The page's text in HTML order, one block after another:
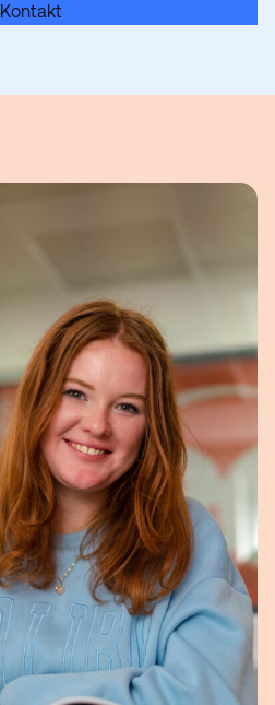
Kontakt